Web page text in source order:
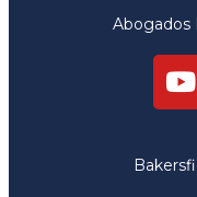
Abogados